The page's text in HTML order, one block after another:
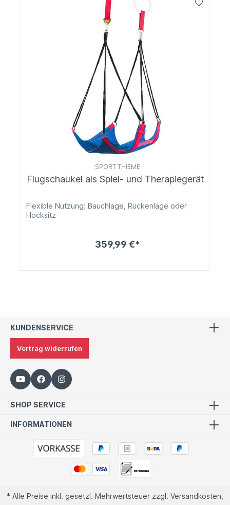
SPORT THIEME
Flugschaukel als Spiel- und Therapiegerät
Flexible Nutzung: Bauchlage, Rückenlage oder
Hocksitz
359,99 €*
KUNDENSERVICE
Vertrag widerrufen
SHOP SERVICE
INFORMATIONEN
* Alle Preise inkl. gesetzl. Mehrwertsteuer zzgl. Versandkosten